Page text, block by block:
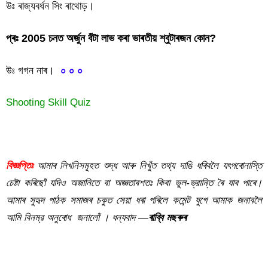
উঃ ৰাজ্যবৰ্ধন সিং ৰাথোড়।
প্ৰঃ 2005 চনত অৰ্জুন বঁটা লাভ কৰা ভাৰতীয় শ্বুটাৰজন কোন?
উঃ গগন নাৰ। ০ ০ ০
Shooting Skill Quiz
বিজ্ঞপ্তিঃআমাৰ লিখনিসমূহত শুদ্ধ আৰু নিখুঁত তথ্য দাঙি ধৰিবলৈ যৎপৰোনাস্তি
চেষ্টা কৰিছোঁ যদিও অজানিতে বা অজ্ঞতাবশতঃ কিবা ভুল-ভ্রান্তি ৰৈ যাব পাৰে।
আমাৰ সুহৃদ পাঠক সমাজৰ চকুত সেয়া ধৰা পৰিলে কমেন্ট যুগে আমাক জনাবলৈ
আমি বিনম্র অনুৰোধ জনালোঁ । ধন্যবাদ —ৰাব্বি মছৰুৰ